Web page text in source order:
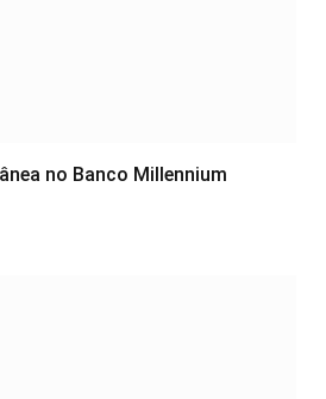
no Banco Millennium